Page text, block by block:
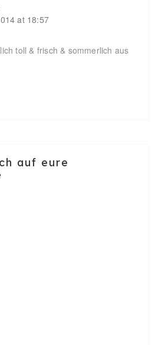
at 18:57
toll & frisch & sommerlich aus
auf eure